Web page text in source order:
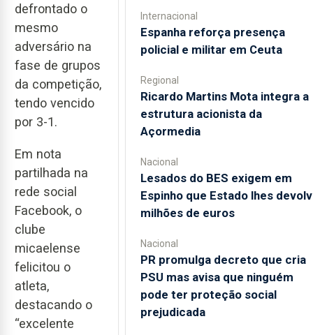
defrontado o
mesmo
adversário na
fase de grupos
da competição,
tendo vencido
por 3-1.
Em nota
partilhada na
rede social
Facebook, o
clube
micaelense
felicitou o
atleta,
destacando o
“excelente
Internacional
Espanha reforça presença
policial e militar em Ceuta
Regional
Ricardo Martins Mota integra a
estrutura acionista da
Açormedia
Nacional
Lesados do BES exigem em
Espinho que Estado lhes
milhões de euros
Nacional
PR promulga decreto que cria
PSU mas avisa que ninguém
pode ter proteção social
prejudicada